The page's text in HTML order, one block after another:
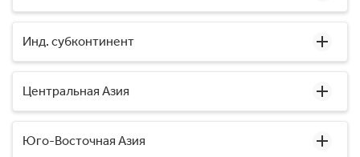
Инд. субконтинент
Центральная Азия
Юго-Восточная Азия